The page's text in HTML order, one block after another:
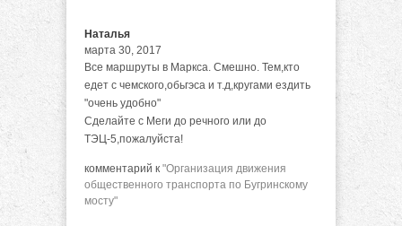
Наталья
марта 30, 2017
Все маршруты в Маркса. Смешно. Тем,кто
едет с чемского,обьгэса и т.д,кругами ездить
"очень удобно"
Сделайте с Меги до речного или до
ТЭЦ-5,пожалуйста!
комментарий к "Организация движения
общественного транспорта по Бугринскому
мосту"